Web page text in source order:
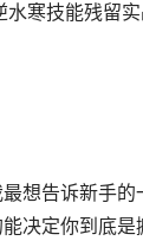
水寒技能残留
最想告诉新手
决定你到底